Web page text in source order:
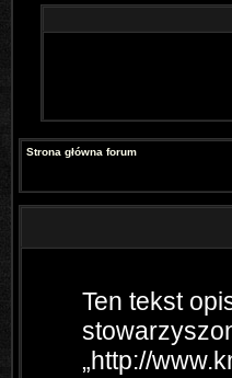
Strona główna forum
Ten tekst
„http://